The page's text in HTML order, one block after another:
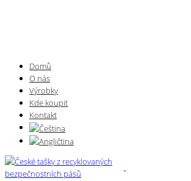
Domů
O nás
Výrobky
Kde koupit
Kontakt